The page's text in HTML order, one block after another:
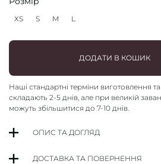
XS
XS
S
S
M
M
L
L
ДОДАТИ В КОШИК
Наші стандартні терміни виготовлення
складають 2-5 днів, але при великій
можуть збільшитися до 7-10 днів.
ОПИС ТА ДОГЛЯД
ДОСТАВКА ТА ПОВЕРНЕННЯ